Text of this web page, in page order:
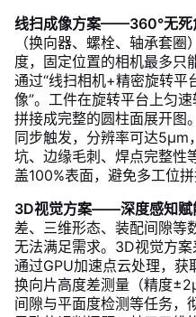
线扫成像方案——360°无死
（换向器、螺栓、轴承套
度，固定位置的相机最多只
通过“线扫相机+精密旋转平
像”。工件在旋转平台上匀
拼接成完整的圆柱面展开图
同步触发，分辨率可达5μm
坑、边缘毛刺、焊点完整性
盖100%表面，避免多工位拼
3D视觉方案——深度感知赋
差、三维形态、装配间隙等
无法满足需求。3D视觉方案
通过GPU加速点云处理，
换向片高度差测量（精度
间隙与平面度检测等任务，